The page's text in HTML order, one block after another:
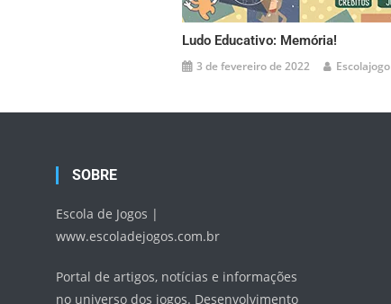
Ludo Educativo: Memória!
3 de fevereiro de 2022 Escolajogo
SOBRE
Escola de Jogos |
www.escoladejogos.com.br
Portal de artigos, notícias e informações
no universo dos jogos. Desenvolvimento